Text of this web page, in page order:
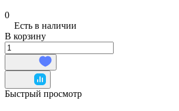
0
Есть в наличии
В корзину
Быстрый просмотр